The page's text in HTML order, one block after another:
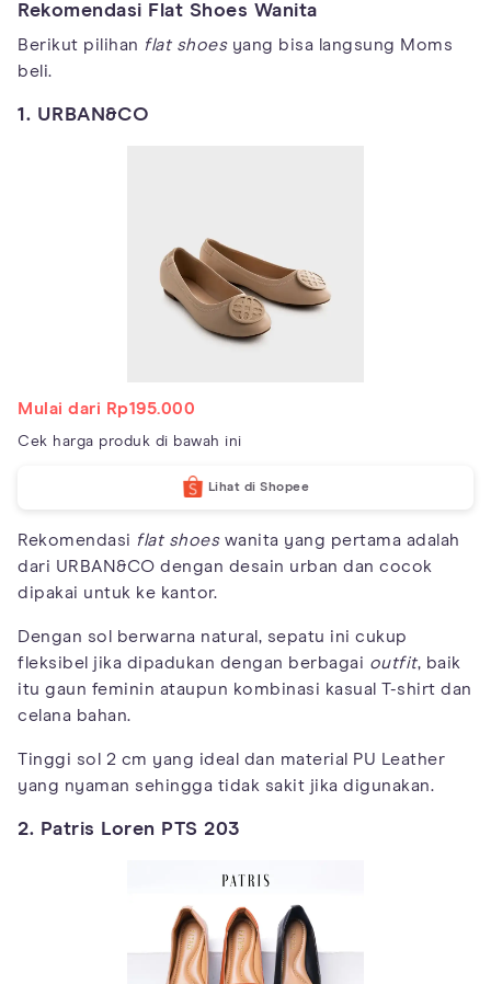
Rekomendasi Flat Shoes Wanita
Berikut pilihan flat shoesyang bisa langsung Moms
beli.
1. URBAN&CO
Mulai dari Rp195.000
Cek harga produk di bawah ini
Lihat di Shopee
Rekomendasi flat shoeswanita yang pertama adalah
dari URBAN&CO dengan desain urban dan cocok
dipakai untuk ke kantor.
Dengan sol berwarna natural, sepatu ini cukup
fleksibel jika dipadukan dengan berbagai outfit, baik
itu gaun feminin ataupun kombinasi kasual T-shirt dan
celana bahan.
Tinggi sol 2 cm yang ideal dan material PU Leather
yang nyaman sehingga tidak sakit jika digunakan.
2. Patris Loren PTS 203